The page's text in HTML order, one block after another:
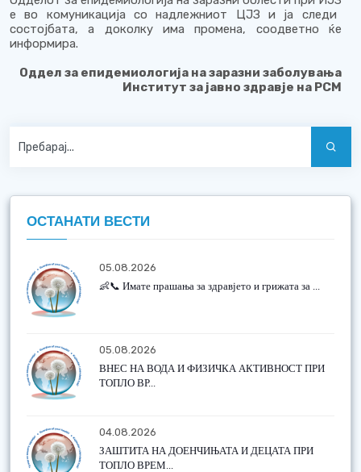
е во комуникација со надлежниот ЦЈЗ и ја следи
состојбата, а доколку има промена, соодветно ќе
информира.
Оддел за епидемиологија на заразни заболувања
Институт за јавно здравје на РСМ
ОСТАНАТИ ВЕСТИ
05.08.2026
👶📞 Имате прашања за здравјето и грижата за ...
05.08.2026
ВНЕС НА ВОДА И ФИЗИЧКА АКТИВНОСТ ПРИ
ТОПЛО ВР...
04.08.2026
ЗАШТИТА НА ДОЕНЧИЊАТА И ДЕЦАТА ПРИ
ТОПЛО ВРЕМ...